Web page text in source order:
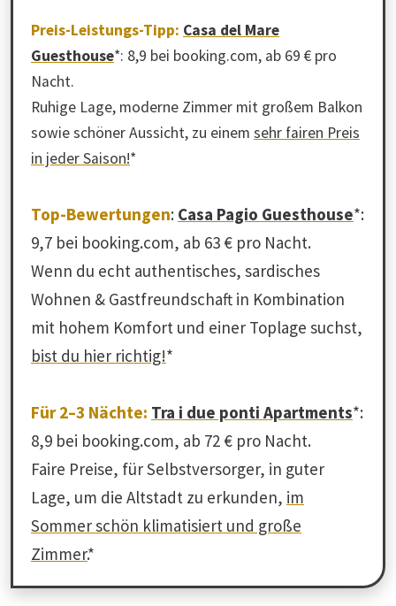
Preis-Leistungs-Tipp: Casa del Mare
Guesthouse*: 8,9 bei booking.com, ab 69 € pro
Nacht.
Ruhige Lage, moderne Zimmer mit großem Balkon
sowie schöner Aussicht, zu einem sehr fairen Preis
in jeder Saison!*
Top-Bewertungen: Casa Pagio Guesthouse*:
9,7 bei booking.com, ab 63 € pro Nacht.
Wenn du echt authentisches, sardisches
Wohnen & Gastfreundschaft in Kombination
mit hohem Komfort und einer Toplage suchst,
bist du hier richtig!*
Für 2–3 Nächte: Tra i due ponti Apartments*:
8,9 bei booking.com, ab 72 € pro Nacht.
Faire Preise, für Selbstversorger, in guter
Lage, um die Altstadt zu erkunden, im
Sommer schön klimatisiert und große
Zimmer.*